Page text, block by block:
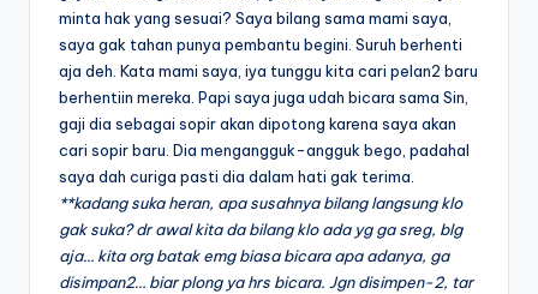
minta hak yang sesuai? Saya bilang sama mami saya,
saya gak tahan punya pembantu begini. Suruh berhenti
aja deh. Kata mami saya, iya tunggu kita cari pelan2 baru
berhentiin mereka. Papi saya juga udah bicara sama Sin,
gaji dia sebagai sopir akan dipotong karena saya akan
cari sopir baru. Dia mengangguk-angguk bego, padahal
saya dah curiga pasti dia dalam hati gak terima.
**kadang suka heran, apa susahnya bilang langsung klo
gak suka? dr awal kita da bilang klo ada yg ga sreg, blg
aja… kita org batak emg biasa bicara apa adanya, ga
disimpan2… biar plong ya hrs bicara. Jgn disimpen-2, tar